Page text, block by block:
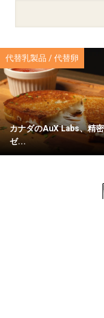
代替乳製品 / 代替卵
カナダのAuX Labs、精
ゼ...